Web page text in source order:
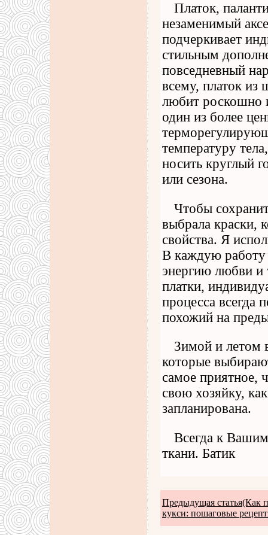
Платок,
незаменимый
подчеркивает
стильным
повседневный
всему, платок из
любит роскошно
один из более
температуру
носить круглый
или сезона.
Чтобы
выбрала краски,
свойства. Я
В каждую работу
энергию любви и
платки,
процесса всегда
похожий на
Зимой и летом
которые
самое приятное,
свою хозяйку,
запланирована.
Всегда к
ткани. Батик
Предыдущая статья(Как
кукси: пошаговые